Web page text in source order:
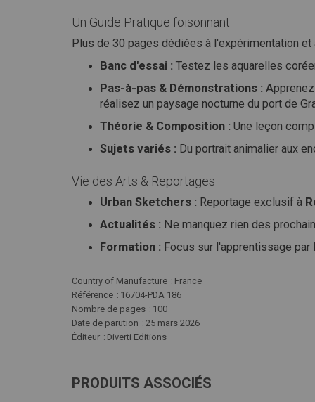
Un Guide Pratique foisonnant
Plus de 30 pages dédiées à l'expérimentation
Banc d'essai : Testez les aquarelles
Pas-à-pas & Démonstrations :
réalisez un paysage nocturne du port de
Théorie & Composition : Une leçon
Sujets variés : Du portrait animalier aux
Vie des Arts & Reportages
Urban Sketchers : Reportage exclusif à
Actualités : Ne manquez rien des
Formation : Focus sur l'apprentissage
Plus
d'infos
Country of Manufacture
France
Référence
16704-PDA 186
Nombre de pages
100
Date de parution
25 mars 2026
Éditeur
Diverti Editions
PRODUITS ASSOCIÉS